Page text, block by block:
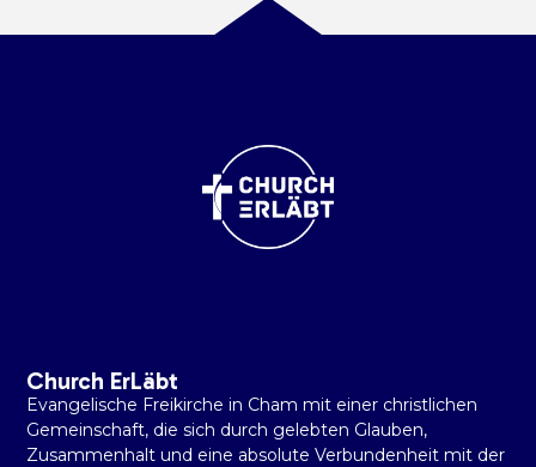
Church ErLäbt
Evangelische Freikirche in Cham mit einer christlichen
Gemeinschaft, die sich durch gelebten Glauben,
Zusammenhalt und eine absolute Verbundenheit mit der